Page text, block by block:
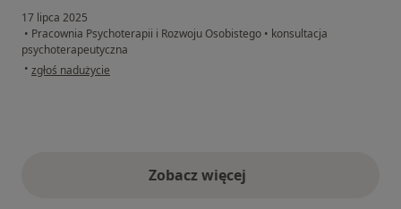
17 lipca 2025
• Pracownia Psychoterapii i Rozwoju Osobistego • konsultacja
psychoterapeutyczna
• w opinii użytkownika Maria
zgłoś nadużycie
Zobacz więcejopinie powyżej